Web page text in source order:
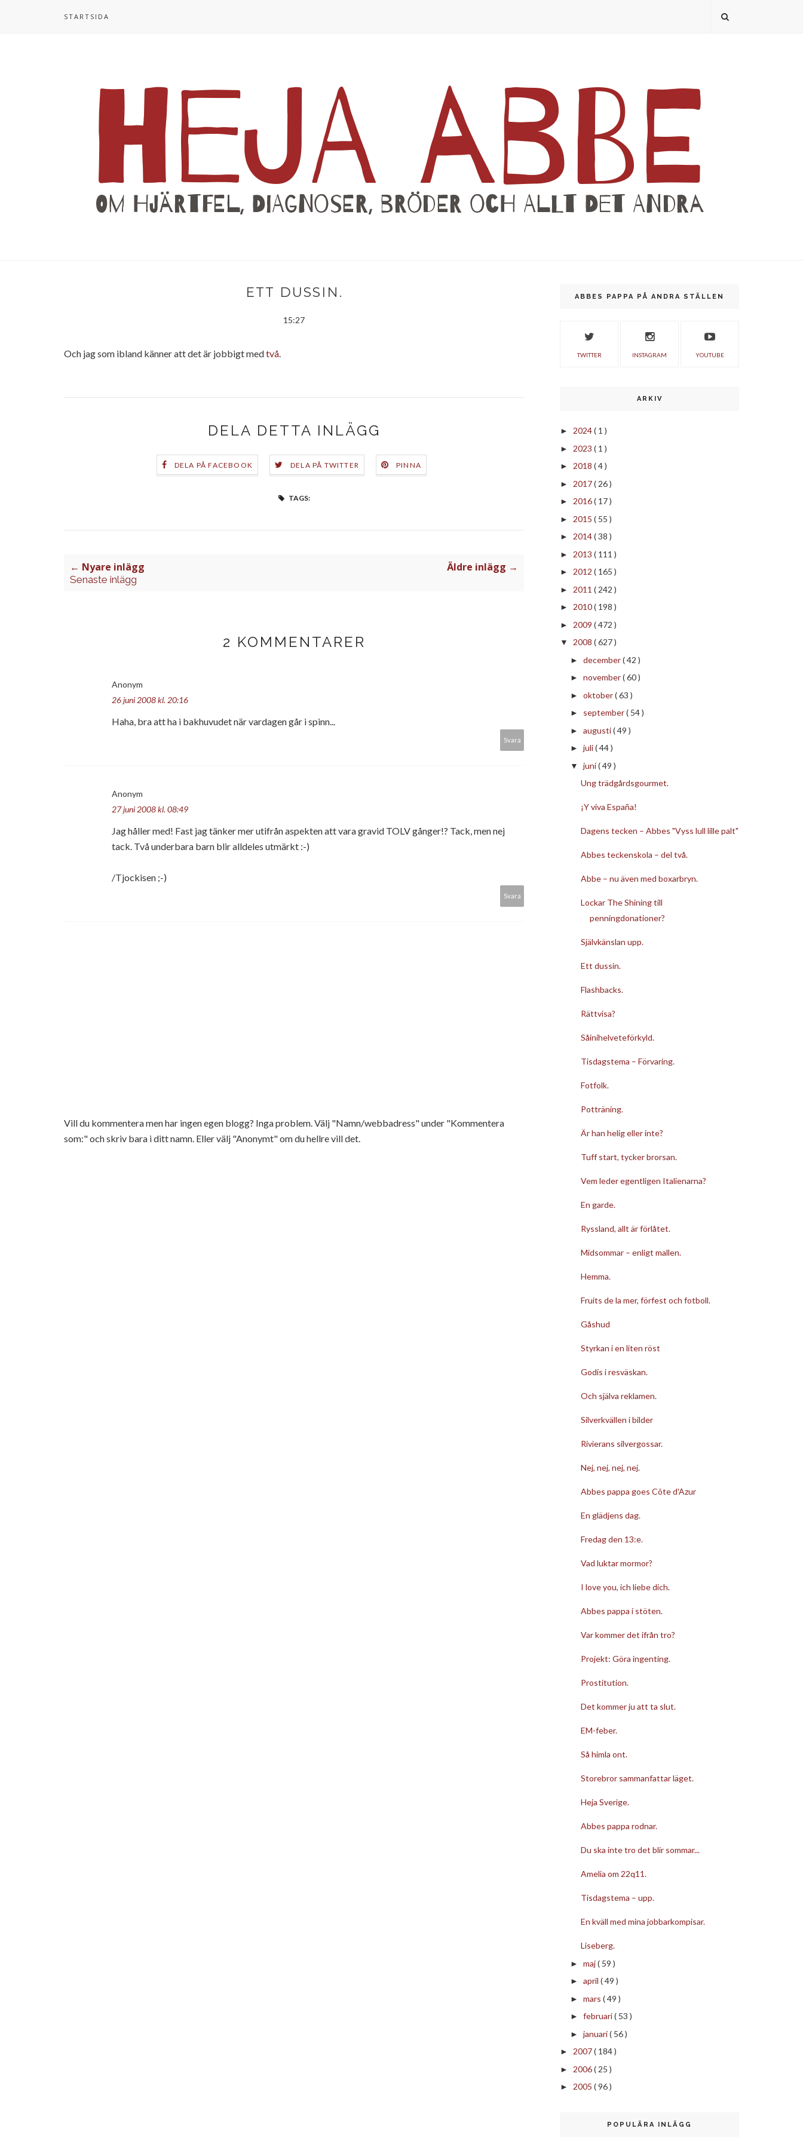
STARTSIDA
ETT DUSSIN.
15:27
Och jag som ibland känner att det är jobbigt medtvå.
DELA DETTA INLÄGG
DELA PÅ FACEBOOK DELA PÅ TWITTER PINNA
TAGS:
← Nyare inlägg
Senaste inlägg
Äldre inlägg →
2 KOMMENTARER
Anonym
26 juni 2008 kl. 20:16
Haha, bra att ha i bakhuvudet när vardagen går i spinn...
Svara
Anonym
27 juni 2008 kl. 08:49
Jag håller med! Fast jag tänker mer utifrån aspekten att vara gravid TOLV gånger!? Tack, men nej
tack. Två underbara barn blir alldeles utmärkt :-)
/Tjockisen ;-)
Svara
Vill du kommentera men har ingen egen blogg? Inga problem. Välj "Namn/webbadress" under "Kommentera
som:" och skriv bara i ditt namn. Eller välj "Anonymt" om du hellre vill det.
ABBES PAPPA PÅ ANDRA STÄLLEN
TWITTER INSTAGRAM YOUTUBE
ARKIV
► 2024( 1 )
► 2023 ( 1 )
► 2018 ( 4 )
► 2017( 26 )
► 2016( 17 )
► 2015 ( 55 )
► 2014( 38 )
► 2013 ( 111 )
► 2012 ( 165 )
► 2011 ( 242 )
► 2010( 198 )
► 2009 ( 472 )
▼ 2008 ( 627 )
► december( 42 )
► november( 60 )
► oktober( 63 )
► september( 54 )
► augusti( 49 )
► juli( 44 )
▼ juni( 49 )
Ung trädgårdsgourmet.
¡Y viva España!
Dagens tecken – Abbes "Vyss lull lille palt"
Abbes teckenskola – del två.
Abbe – nu även med boxarbryn.
Lockar The Shining till
penningdonationer?
Självkänslan upp.
Ett dussin.
Flashbacks.
Rättvisa?
Såinihelveteförkyld.
Tisdagstema – Förvaring.
Fotfolk.
Potträning.
Är han helig eller inte?
Tuff start, tycker brorsan.
Vem leder egentligen Italienarna?
En garde.
Ryssland, allt är förlåtet.
Midsommar – enligt mallen.
Hemma.
Fruits de la mer, förfest och fotboll.
Gåshud
Styrkan i en liten röst
Godis i resväskan.
Och själva reklamen.
Silverkvällen i bilder
Rivierans silvergossar.
Nej, nej, nej, nej.
Abbes pappa goes Côte d'Azur
En glädjens dag.
Fredag den 13:e.
Vad luktar mormor?
I love you, ich liebe dich.
Abbes pappa i stöten.
Var kommer det ifrån tro?
Projekt: Göra ingenting.
Prostitution.
Det kommer ju att ta slut.
EM-feber.
Så himla ont.
Storebror sammanfattar läget.
Heja Sverige.
Abbes pappa rodnar.
Du ska inte tro det blir sommar...
Amelia om 22q11.
Tisdagstema – upp.
En kväll med mina jobbarkompisar.
Liseberg.
► maj( 59 )
► april ( 49 )
► mars ( 49 )
► februari( 53 )
► januari( 56 )
► 2007( 184 )
► 2006( 25 )
► 2005 ( 96 )
POPULÄRA INLÄGG